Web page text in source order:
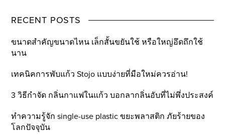
RECENT POSTS
ขนาดสำคัญขนาดไหน เล็กสั้นขยันใช้ หรือใหญ่อึดถึกใช้
นาน
เทคนิคการพับแก้ว Stojo แบบง่ายที่มือใหม่ควรอ่าน!
3 วิธีกำจัด กลิ่นกาแฟในแก้ว บอกลากลิ่นอับที่ไม่พึ่งประสงค์
ทำความรู้จัก single-use plastic ขยะพลาสติก ภัยร้ายของ
โลกปัจจุบัน